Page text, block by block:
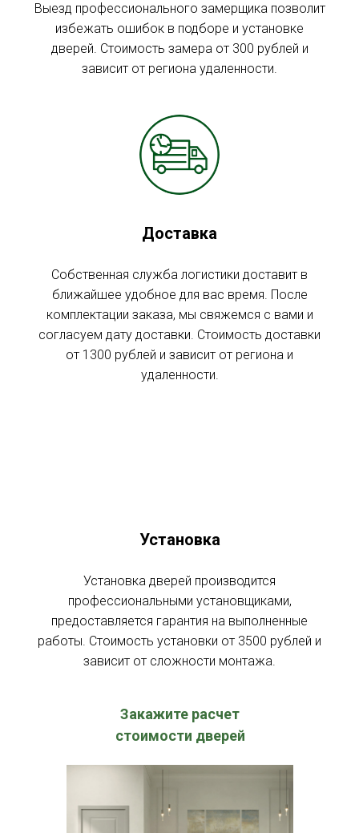
Выезд профессионального замерщика позволит
избежать ошибок в подборе и установке
дверей. Стоимость замера от 300 рублей и
зависит от региона удаленности.
Доставка
Собственная служба логистики доставит в
ближайшее удобное для вас время. После
комплектации заказа, мы свяжемся с вами и
согласуем дату доставки. Стоимость доставки
от 1300 рублей и зависит от региона и
удаленности.
Установка
Установка дверей производится
профессиональными установщиками,
предоставляется гарантия на выполненные
работы. Стоимость установки от 3500 рублей и
зависит от сложности монтажа.
Закажите расчет
стоимости дверей